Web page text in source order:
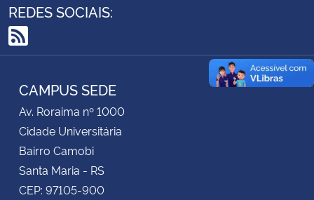
Controladoria-Geral da União
Ministério da Mulher, da Família e dos Direitos Humanos
Secretaria-Geral
Secretaria de Governo
Gabinete de Segurança Institucional
REDES SOCIAIS:
RSS
CAMPUS SEDE
Av. Roraima nº 1000
Cidade Universitária
Bairro Camobi
Santa Maria - RS
CEP: 97105-900